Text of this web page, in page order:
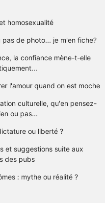
homosexualité
pas de photo... je m'en fiche?
la confiance mène-t-elle
l'amour quand on est moche
culturelle, qu'en pensez-
ou pas...
ou liberté ?
et suggestions suite aux
des pubs
: mythe ou réalité ?